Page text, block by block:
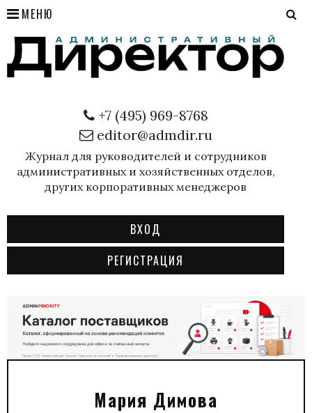
МЕНЮ
+7 (495) 969-8768
editor@admdir.ru
Журнал для руководителей и сотрудников
административных и хозяйственных отделов,
других корпоративных менеджеров
ВХОД
РЕГИСТРАЦИЯ
Мария Димова